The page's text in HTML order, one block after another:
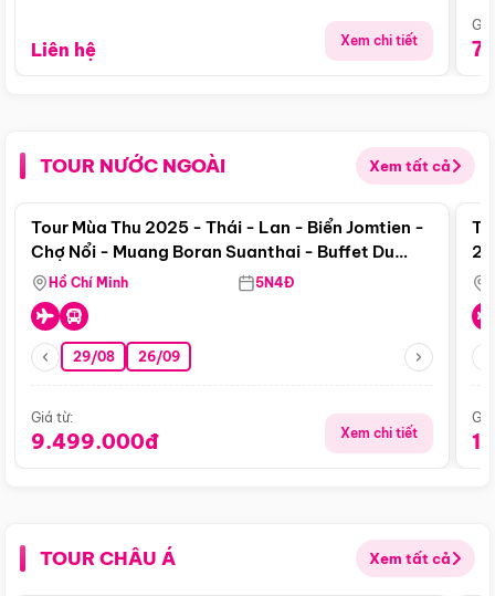
Liên hệ Xem chi tiết
TOUR NƯỚC NGOÀI Xem tất cả
Điểm nổi bật
Tour Mùa Thu 2025 - Thái - Lan - Biển Jomtien -
Chợ Nổi - Muang Boran Suanthai - Buffet Du
Thuyền Sông Chaophraya
Hồ Chí Minh 5N4Đ
29/08 26/09
Giá từ:
9.499.000đ Xem chi tiết
TOUR CHÂU Á Xem tất cả
Điểm nổi bật